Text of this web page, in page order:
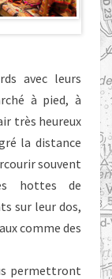
avec leurs
à pied, à
très heureux
la distance
souvent
hottes de
sur leur dos,
comme des
permettront